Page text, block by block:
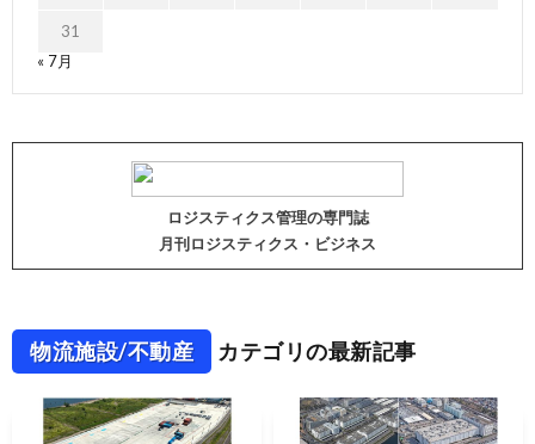
31
« 7月
ロジスティクス管理の専門誌
月刊ロジスティクス・ビジネス
物流施設/不動産 カテゴリの最新記事